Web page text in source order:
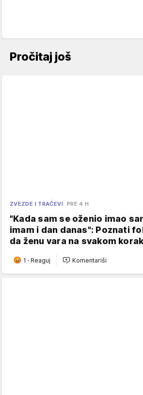
Pročitaj još
ZVEZDE I TRAČEVI PRE 4 H
"Kada sam se oženio imao
imam i dan danas": Poznati
da ženu vara na svakom
1 · Reaguj Komentariši